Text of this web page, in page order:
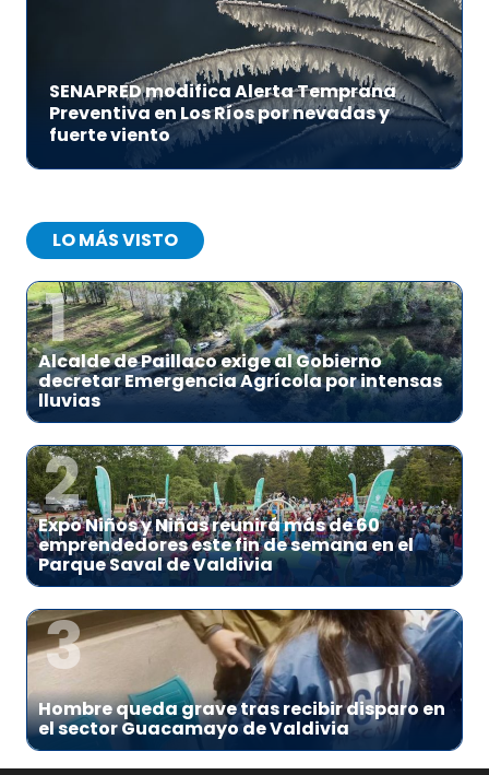
SENAPRED modifica Alerta Temprana
Preventiva en Los Ríos por nevadas y
fuerte viento
LO MÁS VISTO
1
Alcalde de Paillaco exige al Gobierno
decretar Emergencia Agrícola por intensas
lluvias
2
Expo Niños y Niñas reunirá más de 60
emprendedores este fin de semana en el
Parque Saval de Valdivia
3
Hombre queda grave tras recibir disparo en
el sector Guacamayo de Valdivia